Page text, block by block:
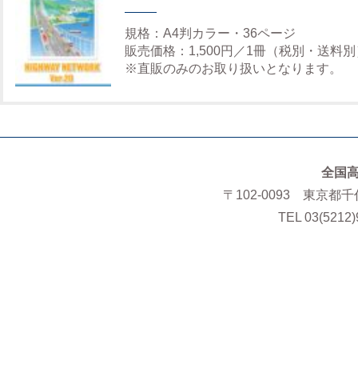
規格：A4判カラー・36ページ
販売価格：1,500円／1冊（税別・送料別
※直販のみのお取り扱いとなります。
全国
〒102-0093 東京都千
TEL